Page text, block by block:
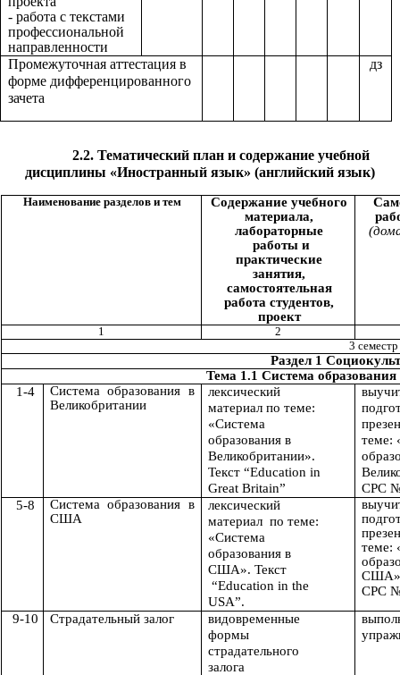
- работа с текстами
профессиональной
направленности
Промежуточная аттестация в
форме дифференцированного
зачета
дз
2.2. Тематический план и содержание учебной
дисциплины «Иностранный язык» (английский язык)
Наименование разделов и тем
Содержание учебного
материала,
лабораторные
работы и
практические
занятия,
самостоятельная
работа студентов,
проект
1
2
3 семестр
Раздел 1
Тема 1.1 Система
1-4
Система образования в
Великобритании
лексический
материал по теме:
«Система
образования в
Великобритании».
Текст “Education in
Great Britain”
теме:
СРС
5-8
Система образования в
США
лексический
материал по теме:
«Система
образования в
США». Текст
“Education in the
USA”.
теме:
США»
СРС
9-10
Страдательный залог
видовременные
формы
страдательного
залога